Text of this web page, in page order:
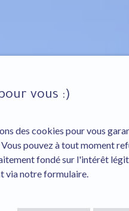
vous :)
des cookies pour vous
pouvez à tout moment
fondé sur l'intérêt
via notre formulaire.